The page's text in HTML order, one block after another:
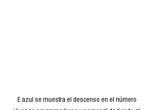
E azul se muestra el descenso en el número